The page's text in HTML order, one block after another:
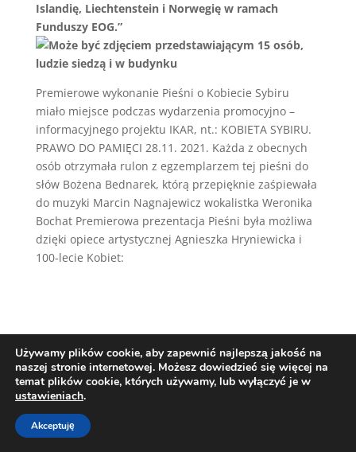
Islandię, Liechtenstein i Norwegię w ramach
Funduszy EOG.”
Premierowe wykonanie Pieśni o Kobiecie Sybiru
miało miejsce podczas wydarzenia promocyjno –
informacyjnego projektu IKAR, nt.: KOBIETA SYBIRU.
PRAWO DO PAMIĘCI 28.11. 2021. Każda z obecnych
osób otrzymała rulon z egzemplarzem tej pieśni do
słów Bożena Bednarek, którą przepięknie zaśpiewała
do muzyki Marcin Nagnajewicz wokalistka Weronika
Bochat Premierowa prezentacja Pieśni była możliwa
dzięki opiece artystycznej Agnieszka Hryniewicka i
100-lecie Kobiet:
Używamy plików cookie, aby zapewnić najlepszą jakość na
naszej stronie internetowej. Możesz dowiedzieć się więcej na
temat plików cookie, których używamy, lub wyłączyć je w
ustawieniach.
Akceptuję